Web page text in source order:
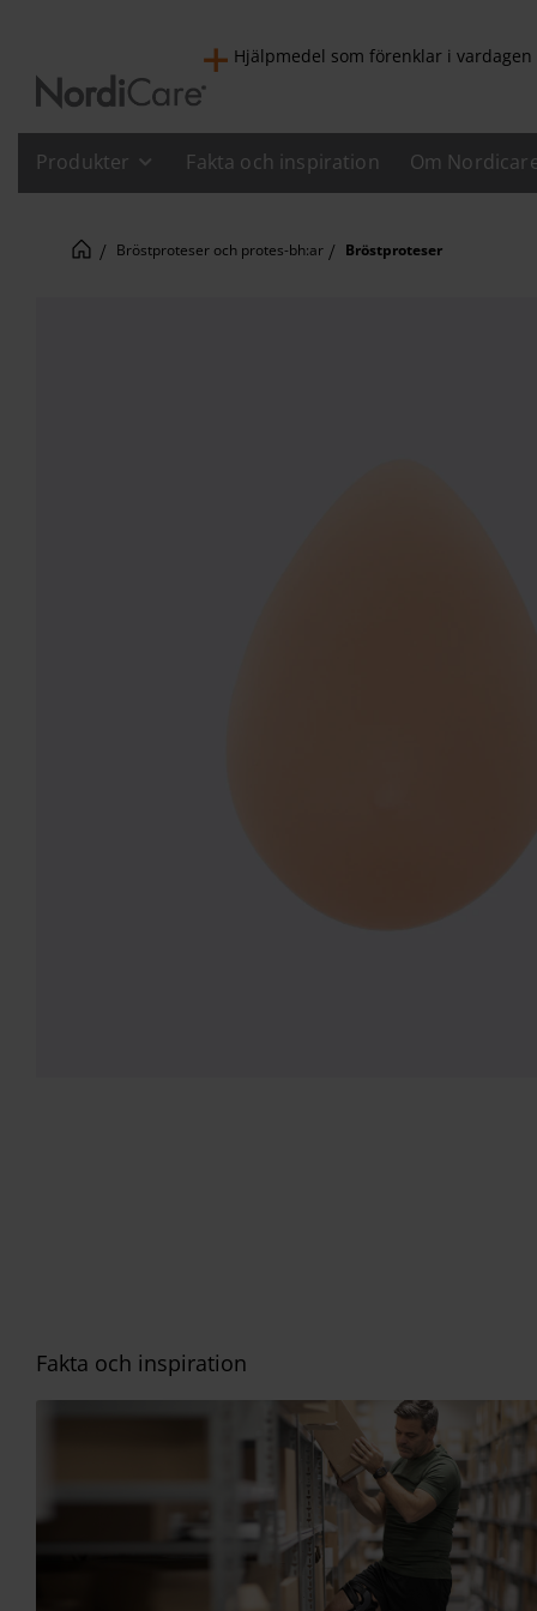
Hjälpmedel som förenklar i vardagen
Produkter Fakta och inspiration Om
Bröstproteser och protes-bh:ar Bröstproteser
Fakta och inspiration